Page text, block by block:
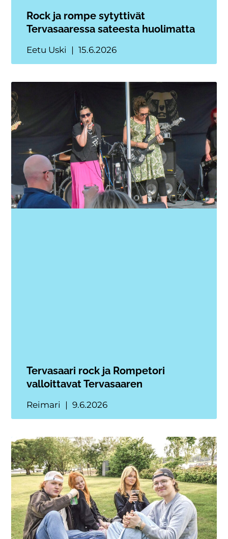
Rock ja rompe sytyttivät
Tervasaaressa sateesta huolimatta
Eetu Uski 15.6.2026
Tervasaari rock ja Rompetori
valloittavat Tervasaaren
Reimari 9.6.2026